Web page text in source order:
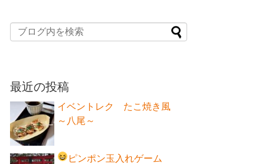
最近の投稿
イベントレク たこ焼き風
～八尾～
ピンポン玉入れゲーム